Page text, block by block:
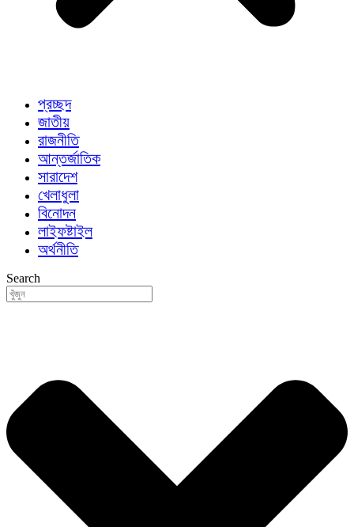
প্রচ্ছদ
জাতীয়
রাজনীতি
আন্তর্জাতিক
সারাদেশ
খেলাধুলা
বিনোদন
লাইফষ্টাইল
অর্থনীতি
Search